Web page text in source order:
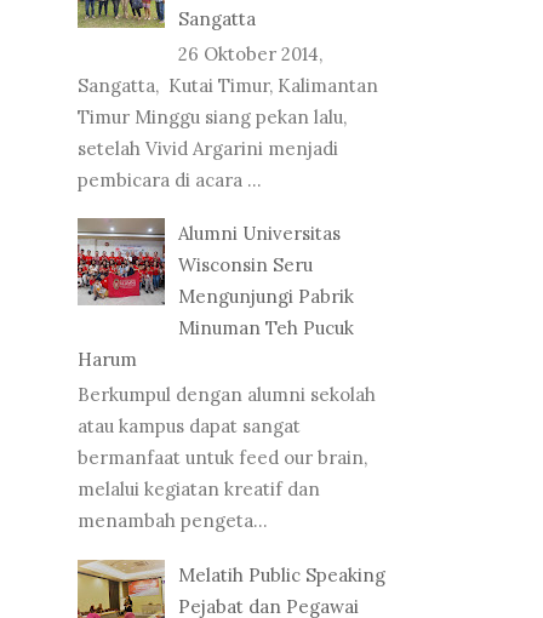
Sangatta
26 Oktober 2014,
Sangatta, Kutai Timur, Kalimantan
Timur Minggu siang pekan lalu,
setelah Vivid Argarini menjadi
pembicara di acara ...
Alumni Universitas
Wisconsin Seru
Mengunjungi Pabrik
Minuman Teh Pucuk
Harum
Berkumpul dengan alumni sekolah
atau kampus dapat sangat
bermanfaat untuk feed our brain,
melalui kegiatan kreatif dan
menambah pengeta...
Melatih Public Speaking
Pejabat dan Pegawai